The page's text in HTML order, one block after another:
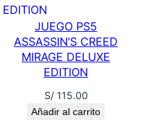
JUEGO PS5
ASSASSIN’S CREED
MIRAGE DELUXE
EDITION
S/115.00
Añadir al carrito